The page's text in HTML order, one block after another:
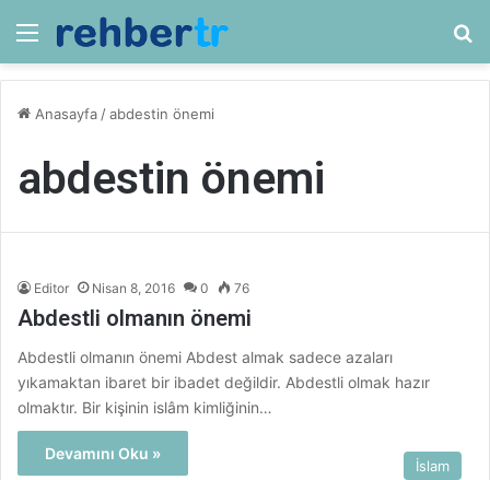
Menü
Anasayfa /abdestin önemi
abdestin önemi
Editor Nisan 8, 2016 0 76
Abdestli olmanın önemi
Abdestli olmanın önemi Abdest almak sadece azaları
yıkamaktan ibaret bir ibadet değildir. Abdestli olmak hazır
olmaktır. Bir kişinin islâm kimliğinin…
Devamını Oku »
İslam